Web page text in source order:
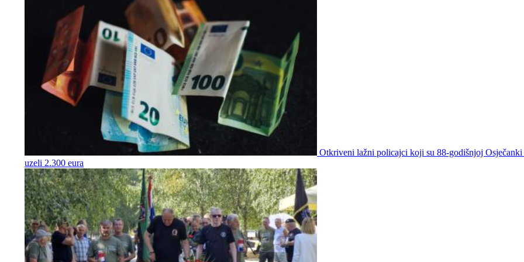
Otkriveni lažni policajci koji su 88-godišnjoj
uzeli 2.300 eura